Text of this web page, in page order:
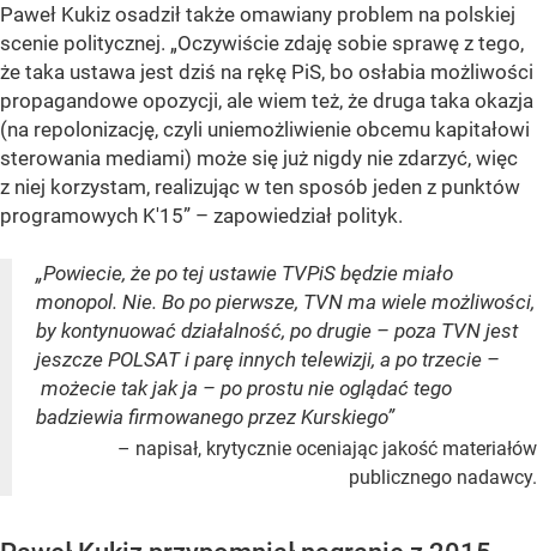
Paweł Kukiz osadził także omawiany problem na polskiej
scenie politycznej. „Oczywiście zdaję sobie sprawę z tego,
że taka ustawa jest dziś na rękę PiS, bo osłabia możliwości
propagandowe opozycji, ale wiem też, że druga taka okazja
(na repolonizację, czyli uniemożliwienie obcemu kapitałowi
sterowania mediami) może się już nigdy nie zdarzyć, więc
z niej korzystam, realizując w ten sposób jeden z punktów
programowych K'15” – zapowiedział polityk.
„Powiecie, że po tej ustawie TVPiS będzie miało
monopol. Nie. Bo po pierwsze, TVN ma wiele możliwości,
by kontynuować działalność, po drugie – poza TVN jest
jeszcze POLSAT i parę innych telewizji, a po trzecie –
możecie tak jak ja – po prostu nie oglądać tego
badziewia firmowanego przez Kurskiego”
– napisał, krytycznie oceniając jakość materiałów
publicznego nadawcy.